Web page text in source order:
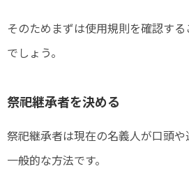
そのためまずは使用規則を確認す
でしょう。
祭祀継承者を決める
祭祀継承者は現在の名義人が口頭
一般的な方法です。